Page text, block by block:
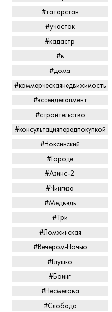
#татарстан
#участок
#кадастр
#в
#дома
#коммерческаянедвижимость
#эссенделопмент
#строительство
#консультацияпередпокупкой
#Ноксинский
#Городе
#Азино-2
#Чингиза
#Медведь
#Три
#Ломжинская
#Вечером-Ночью
#Глушко
#Боинг
#Несмелова
#Слобода